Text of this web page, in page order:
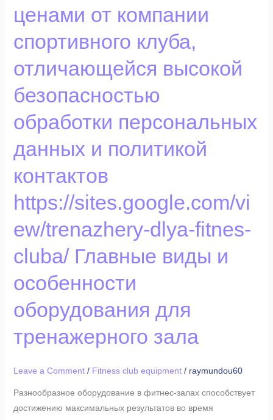
ценами от компании
спортивного клуба,
отличающейся высокой
безопасностью
обработки персональных
данных и политикой
контактов
https://sites.google.com/vi
ew/trenazhery-dlya-fitnes-
cluba/ Главные виды и
особенности
оборудования для
тренажерного зала
Leave a Comment / Fitness club equipment/ raymundou60
Разнообразное оборудование в фитнес-залах способствует
достижению максимальных результатов во время
скамей
ценами
от
спортивного
отличающейся
безопасностью
обработки
персональных
данных
политикой
https://sites.google.com/view/trenazhery-
dlya-
fitnes-
cluba/
Главные
особенности
оборудования